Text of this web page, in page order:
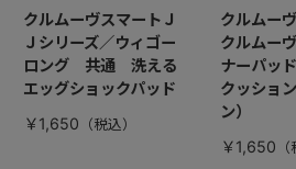
クルムーヴスマートＪ
Ｊシリーズ／ウィゴー
ロング 共通 洗える
エッグショックパッド
￥1,650
クルムー
クルムー
ナーパッ
クッショ
ン）
￥1,650